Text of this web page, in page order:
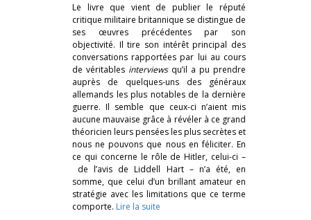
Le livre que vient de publier le réputé
critique militaire britannique se distingue de
ses œuvres précédentes par son
objectivité. Il tire son intérêt principal des
conversations rapportées par lui au cours
de véritables interviewsqu’il a pu prendre
auprès de quelques-uns des généraux
allemands les plus notables de la dernière
guerre. Il semble que ceux-ci n’aient mis
aucune mauvaise grâce à révéler à ce grand
théoricien leurs pensées les plus secrètes et
nous ne pouvons que nous en féliciter. En
ce qui concerne le rôle de Hitler, celui-ci –
de l’avis de Liddell Hart – n’a été, en
somme, que celui d’un brillant amateur en
stratégie avec les limitations que ce terme
comporte. Lire la suite